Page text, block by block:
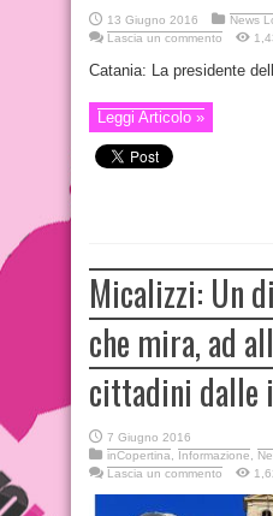
13 Giugno 2016 News
Lascia un commento
Catania: La presidente
Leggi Articolo »
Micalizzi: Un
che mira, ad
cittadini dalle
7 Giugno 2016
inCopertina
Informazione
Lascia un commento